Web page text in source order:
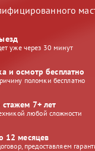
уже через 30 минут
и осмотр бесплатно
поломки бесплатно
7+ лет
любой сложности
12 месяцев
предоставляем